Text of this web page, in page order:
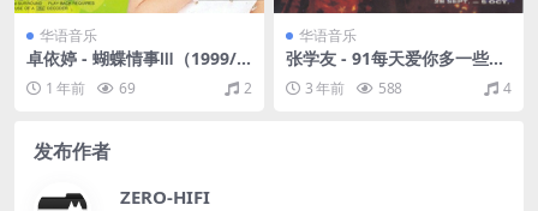
华语音乐
卓依婷 - 蝴蝶情事Ⅲ（1999/F
LAC/分轨/307M）
1 年前 69 2
华语音乐
张学友 - 91每天爱你多一些演
唱会（1991/FLAC/分轨/712
M）3 年前 588 4
发布作者
ZERO-HIFI